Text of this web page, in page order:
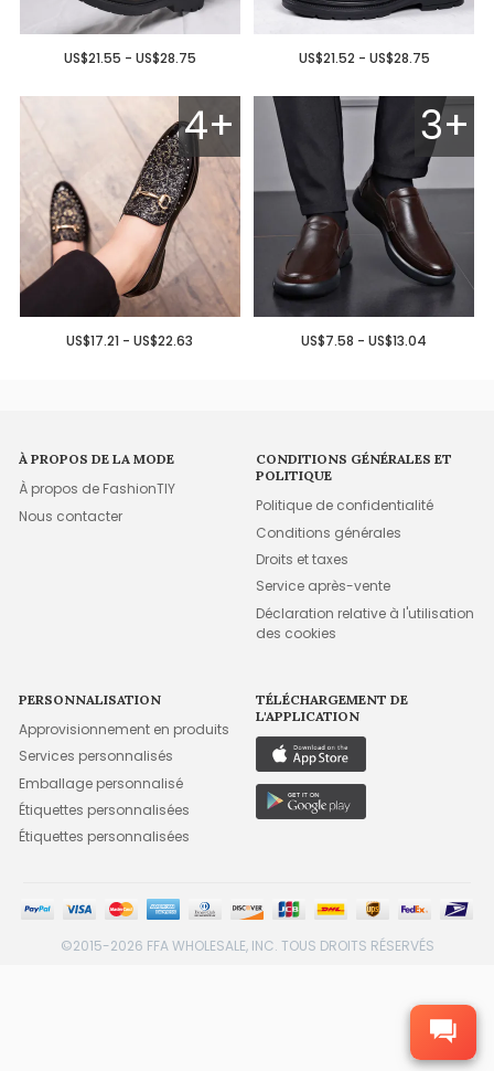
US$21.55 - US$28.75 US$21.52 - US$28.75
4+
US$17.21 - US$22.63
3+
US$7.58 - US$13.04
À PROPOS DE LA MODE
À propos de FashionTIY
Nous contacter
CONDITIONS GÉNÉRALES ET
POLITIQUE
Politique de confidentialité
Conditions générales
Droits et taxes
Service après-vente
Déclaration relative à l'utilisation
des cookies
PERSONNALISATION
Approvisionnement en produits
Services personnalisés
Emballage personnalisé
Étiquettes personnalisées
Étiquettes personnalisées
TÉLÉCHARGEMENT DE
L'APPLICATION
©2015-2026 FFA WHOLESALE, INC. TOUS DROITS RÉSERVÉS